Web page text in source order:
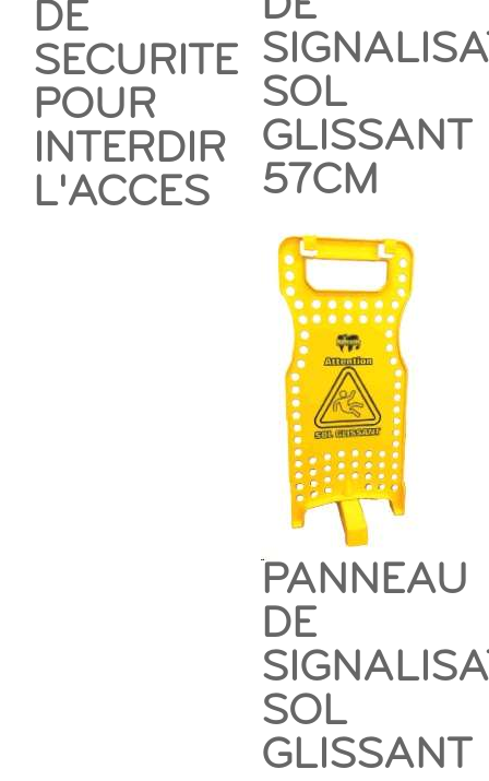
DE
SECURITE
POUR
INTERDIR
L'ACCES
SOL
GLISSANT
57CM
PANNEAU
DE
SOL
GLISSANT